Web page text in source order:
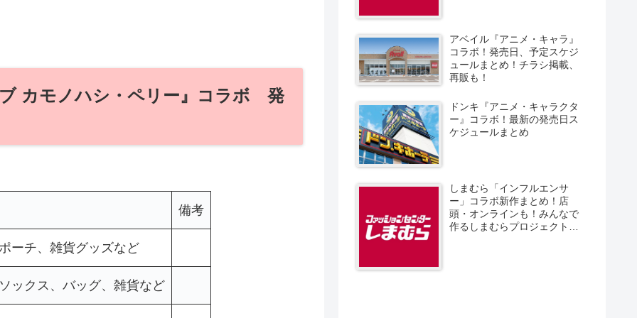
カモノハシ・ペリー』コラボ 発
備考
ーチ、雑貨グッズなど
ックス、バッグ、雑貨など
アベイル『アニメ・キャラ』
コラボ！発売日、予定スケジ
ュールまとめ！チラシ掲載、
再販も！
ドンキ『アニメ・キャラクタ
ー』コラボ！最新の発売日ス
ケジュールまとめ
しまむら「インフルエンサ
ー」コラボ新作まとめ！店
頭・オンラインも！みんなで
作るしまむらプロジェクト！